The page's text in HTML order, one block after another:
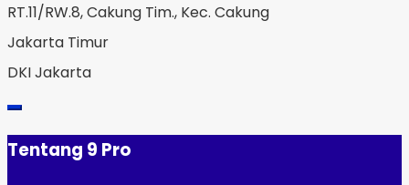
RT.11/RW.8, Cakung Tim., Kec. Cakung
Jakarta Timur
DKI Jakarta
Tentang 9 Pro